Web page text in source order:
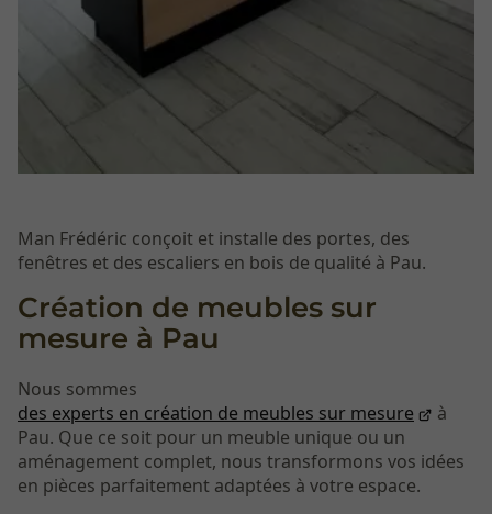
Man Frédéric conçoit et installe des portes, des
fenêtres et des escaliers en bois de qualité à Pau.
Création de meubles sur
mesure à Pau
Nous sommes
des experts en création de meubles sur mesure
à
Pau. Que ce soit pour un meuble unique ou un
aménagement complet, nous transformons vos idées
en pièces parfaitement adaptées à votre espace.